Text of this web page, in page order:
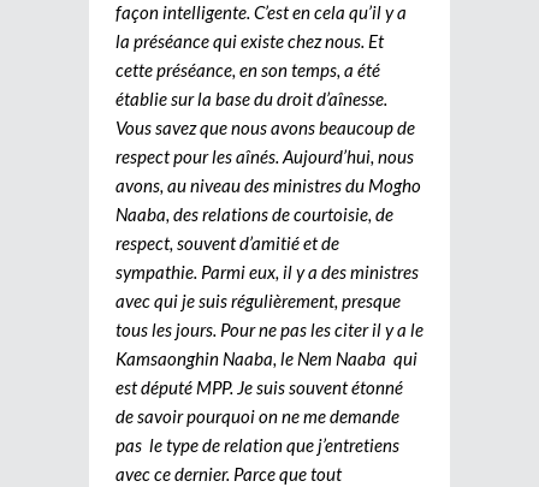
façon intelligente. C’est en cela qu’il y a
la préséance qui existe chez nous. Et
cette préséance, en son temps, a été
établie sur la base du droit d’aînesse.
Vous savez que nous avons beaucoup de
respect pour les aînés. Aujourd’hui, nous
avons, au niveau des ministres du Mogho
Naaba, des relations de courtoisie, de
respect, souvent d’amitié et de
sympathie. Parmi eux, il y a des ministres
avec qui je suis régulièrement, presque
tous les jours. Pour ne pas les citer il y a le
Kamsaonghin Naaba, le Nem Naaba qui
est député MPP. Je suis souvent étonné
de savoir pourquoi on ne me demande
pas le type de relation que j’entretiens
avec ce dernier. Parce que tout